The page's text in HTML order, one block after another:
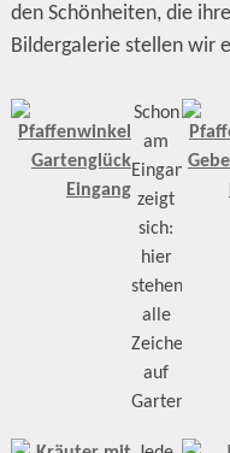
den Schönheiten, die
Bildergalerie stellen wir
Schon
am
Eingang
zeigt
sich:
hier
stehen
alle
Zeichen
auf
Gartenglück